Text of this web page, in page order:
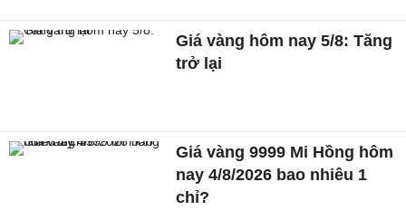
Giá vàng hôm nay 5/8: Tăng
trở lại
Giá vàng 9999 Mi Hồng hôm
nay 4/8/2026 bao nhiêu 1
chỉ?